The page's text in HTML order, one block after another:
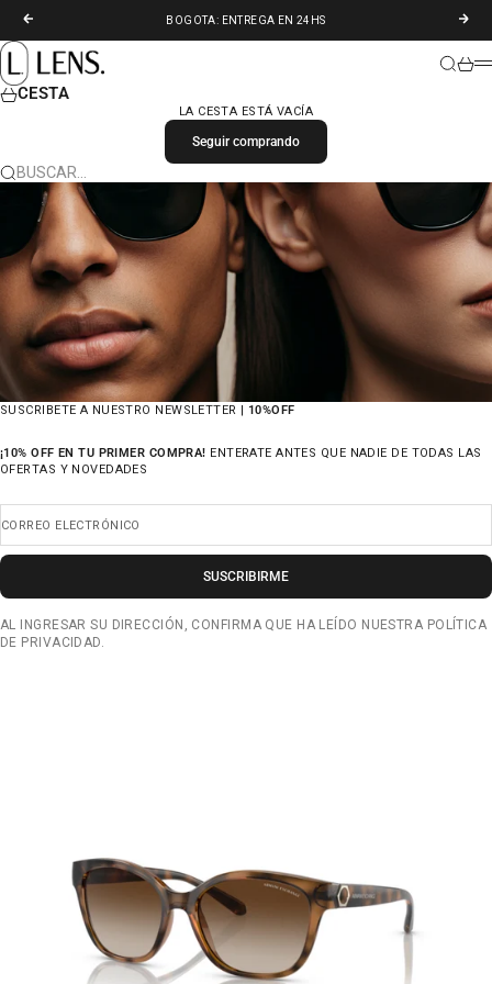
ANTERIOR
BOGOTA: ENTREGA EN 24HS
LENS. COLOMBIA
BUSCAR
CESTA
LA CESTA ESTÁ VACÍA
Seguir comprando
BUSCAR…
SUSCRIBETE A NUESTRO NEWSLETTER | 10%OFF
¡10% OFF EN TU PRIMER COMPRA! ENTERATE ANTES QUE NADIE DE TODAS LAS
OFERTAS Y NOVEDADES
CORREO ELECTRÓNICO
SUSCRIBIRME
AL INGRESAR SU DIRECCIÓN, CONFIRMA QUE HA LEÍDO NUESTRA POLÍTICA
DE PRIVACIDAD.